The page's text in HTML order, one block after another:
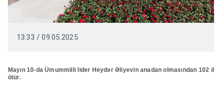
13:33 / 09.05.2025
Mayın 10-da Ümummilli lider Heydər Əliyevin anadan olmasından 102 il
ötür.